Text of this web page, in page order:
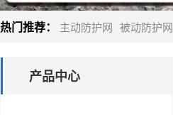
热门推荐： 主动防护网 被动防护网
产品中心